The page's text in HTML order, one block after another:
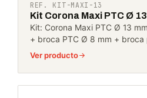
REF. KIT-MAXI-13
Kit Corona Maxi PTC Ø
Kit: Corona Maxi PTC Ø 13
+ broca PTC Ø 8 mm + broca
Ver producto